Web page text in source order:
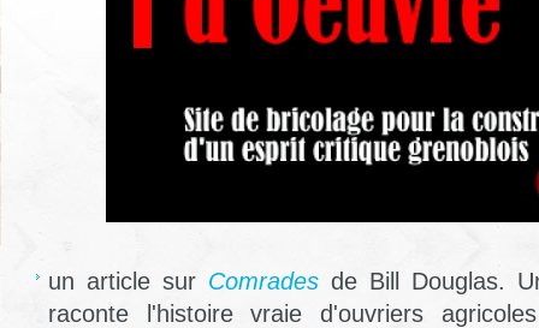
un article sur Comrades de Bill Douglas.
raconte l'histoire vraie d'ouvriers